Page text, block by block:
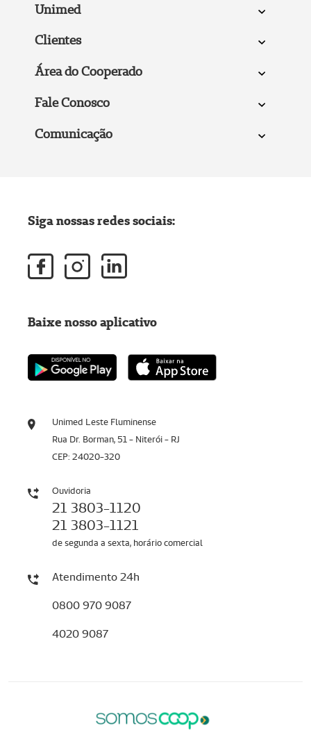
Unimed
Clientes
Área do Cooperado
Fale Conosco
Comunicação
Unimed Leste Fluminense
Rua Dr. Borman, 51 - Niterói - RJ
CEP: 24020-320
Ouvidoria
21 3803-1120
21 3803-1121
de segunda a sexta, horário comercial
Atendimento 24h
0800 970 9087
4020 9087
Siga nossas redes sociais:
Baixe nosso aplicativo